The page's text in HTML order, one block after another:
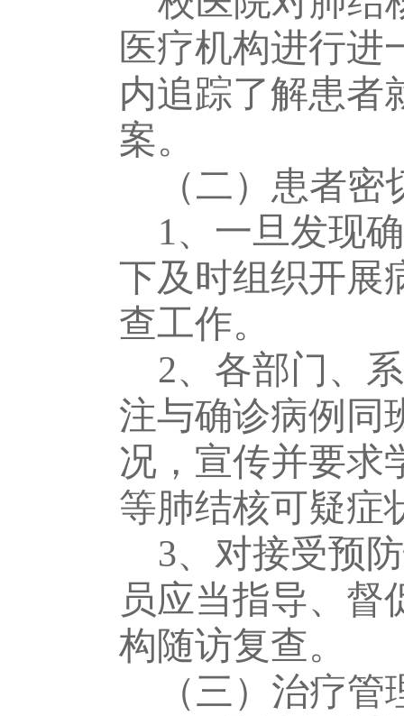
医疗机构进行进
内追踪了解患者
案。
（二）患者
1、一旦发现
下及时组织开展
查工作。
2、 各部门、
注与确诊病例同
况，宣传并要求
等肺结核可疑症
3、对接受预
员应当指导、督
构随访复查。
（三）治疗管